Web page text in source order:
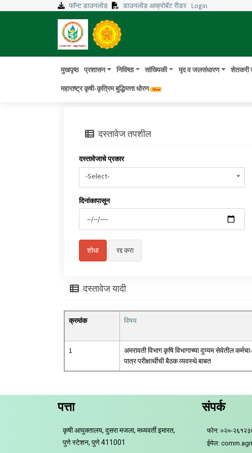
फॉन्ट डाउनलोड डाउनलोड आक्रोबॅट रीडर Login
मुखपृष्ठ प्रशासन निविष्ठा सांख्यिकी मृद व जलसंधारण शेतकरी
महाराष्ट्र कृषी-कृत्रिम बुद्धिमत्ता धोरण
दस्तावेज तपशील
दस्तावेजाचे प्रकार
-Select-
दिनांकापासून
दस्तावेज यादी
क्रमांक विषय
1
अमरावती विभाग कृषि विभागाच्या दुय्यम सेवेतील
पात्र परीक्षार्थीची बैठक व्यवस्थे बाबत
पत्ता
कृषी आयुक्तालय, दुसरा मजला, मध्यवर्ती इमारत,
पुणे स्टेशन, पुणे 411001
संपर्क
फोन: ०२०-
ईमेल: